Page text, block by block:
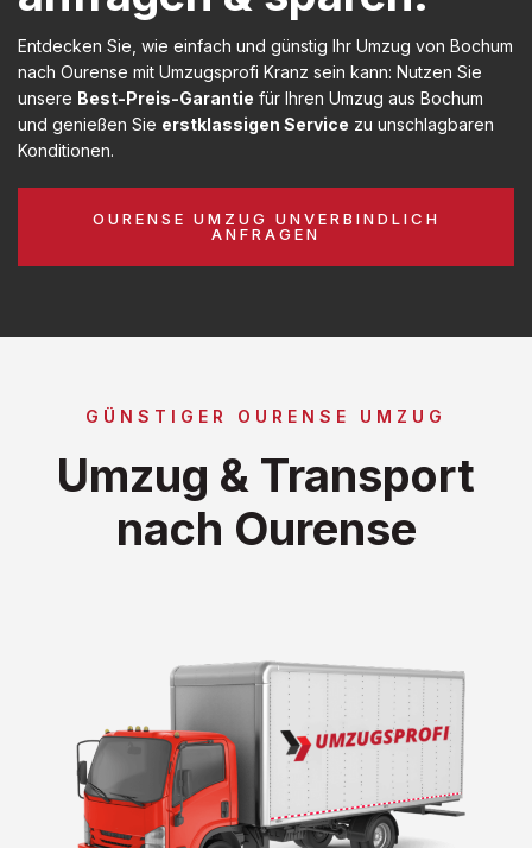
Entdecken Sie, wie einfach und günstig Ihr Umzug von Bochum
nach Ourense mit Umzugsprofi Kranz sein kann: Nutzen Sie
unsere Best-Preis-Garantie für Ihren Umzug aus Bochum
und genießen Sie erstklassigen Service zu unschlagbaren
Konditionen.
OURENSE UMZUG UNVERBINDLICH
ANFRAGEN
GÜNSTIGER OURENSE UMZUG
Umzug & Transport
nach Ourense